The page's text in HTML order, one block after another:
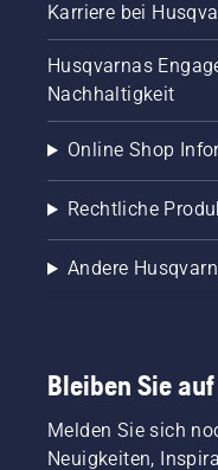
Karriere bei
Husqvarnas
Nachhaltigkeit
Online Shop
Rechtliche
Andere
Bleiben Sie
Melden Sie sich
Neuigkeiten,